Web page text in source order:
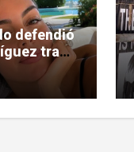
defendió
tras
su figura